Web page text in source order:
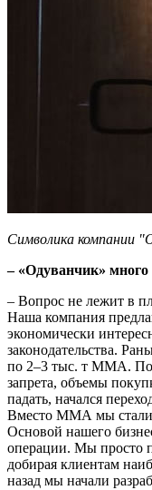
Символика компании
– «Одуванчик» много
– Вопрос не лежит в
Наша компания
экономически
законодательства.
по 2–3 тыс. т ММА.
запрета, объемы
падать, начался
Вместо ММА мы стали
Основой нашего
операции. Мы просто
добирая клиентам
назад мы начали